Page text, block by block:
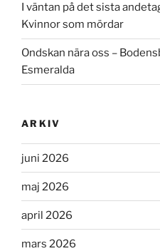
I väntan på det sista
Kvinnor som mördar
Ondskan nära oss –
Esmeralda
ARKIV
juni 2026
maj 2026
april 2026
mars 2026